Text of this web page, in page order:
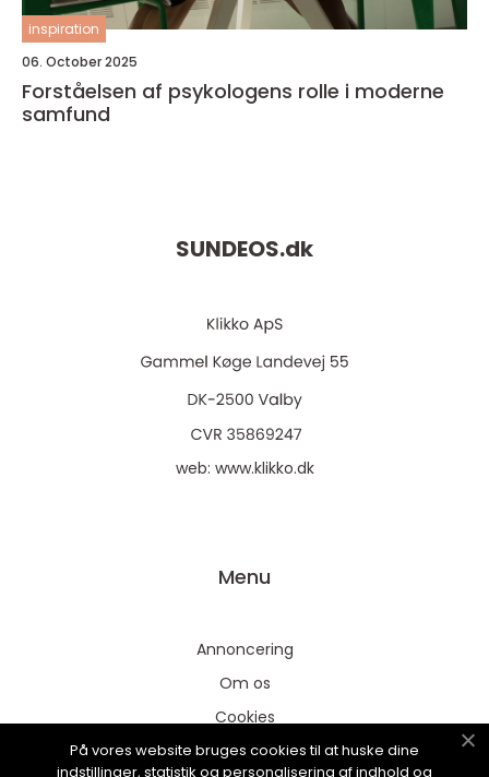
inspiration
06. October 2025
Forståelsen af psykologens rolle i moderne
samfund
SUNDEOS.dk
web: www.klikko.dk
Menu
Annoncering
Om os
Cookies
Kontakt os
På vores website bruges cookies til at huske dine
indstillinger, statistik og personalisering af indhold og